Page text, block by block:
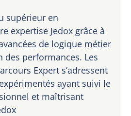
supérieur en
expertise Jedox grâce à
de logique métier
des performances. Les
Expert s’adressent
ayant suivi le
et maîtrisant